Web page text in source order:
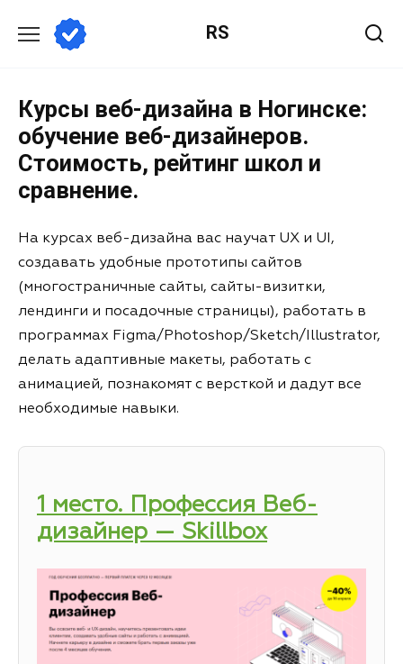
RS
Курсы веб-дизайна в Ногинске:
обучение веб-дизайнеров.
Стоимость, рейтинг школ и
сравнение.
На курсах веб-дизайна вас научат UX и UI,
создавать удобные прототипы сайтов
(многостраничные сайты, сайты-визитки,
лендинги и посадочные страницы), работать в
программах Figma/Photoshop/Sketch/Illustrator,
делать адаптивные макеты, работать с
анимацией, познакомят с версткой и дадут все
необходимые навыки.
1 место. Профессия Веб-
дизайнер — Skillbox